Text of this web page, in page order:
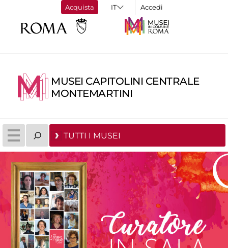
Acquista Accedi
MUSEI CAPITOLINI CENTRALE
MONTEMARTINI
TUTTI I MUSEI